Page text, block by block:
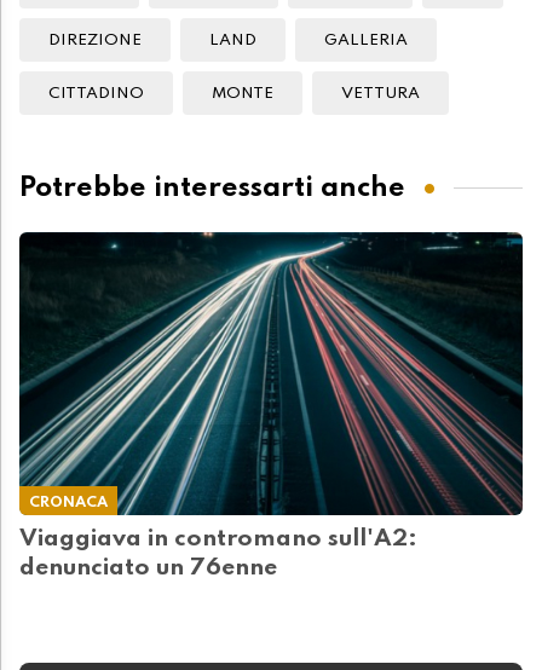
DIREZIONE LAND GALLERIA
CITTADINO MONTE VETTURA
Potrebbe interessarti anche
CRONACA
Viaggiava in contromano sull'A2:
denunciato un 76enne